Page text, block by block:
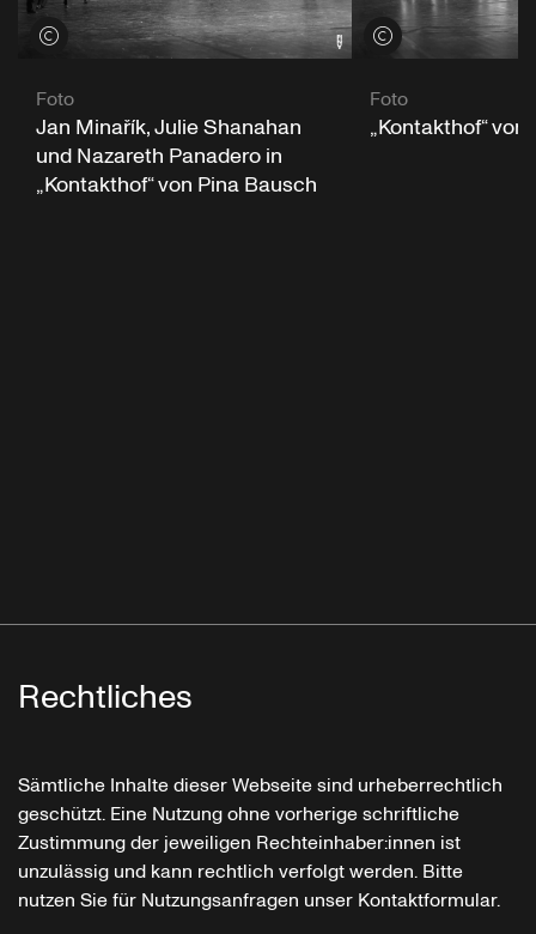
Credits öffnen
Foto
Jan Minařík, Julie Shanahan
und Nazareth Panadero in
„Kontakthof“ von Pina Bausch
Credits öffnen
Foto
„Kontakthof“
Rechtliches
Sämtliche Inhalte dieser Webseite sind urheberrechtlich
geschützt. Eine Nutzung ohne vorherige schriftliche
Zustimmung der jeweiligen Rechteinhaber:innen ist
unzulässig und kann rechtlich verfolgt werden. Bitte
nutzen Sie für Nutzungsanfragen unser Kontaktformular.